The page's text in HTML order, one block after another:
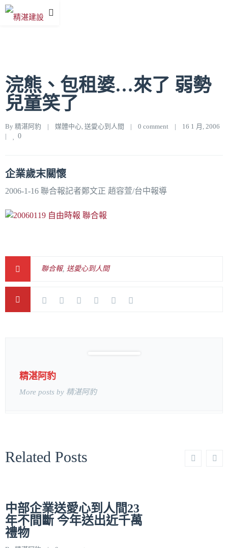
浣熊、包租婆…來了 弱勢
兒童笑了
By 精湛阿豹 | 媒體中心, 送愛心到人間 | 0 comment |
|
0
企業歲末關懷
2006-1-16 聯合報記者鄭文正 趙容萱/台中報導
聯合報, 送愛心到人間
精湛阿豹
More posts by 精湛阿豹
Related Posts
中部企業送愛心到人間23
年不間斷 今年送出近千萬
禮物